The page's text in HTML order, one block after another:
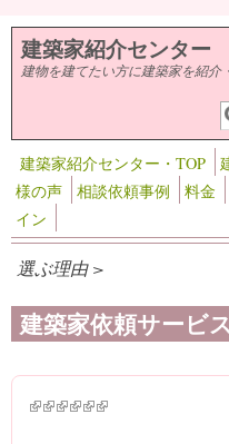
メインコンテンツに移動
建築家紹介センター
建物を建てたい方に建築家を紹介
建築家紹介センター・TOP
様の声
相談依頼事例 料金
イン
選ぶ理由 >
建築家依頼サービ
(link is external)
(link is external)
(link is external)
(link is external)
(link is external)
(link is external)